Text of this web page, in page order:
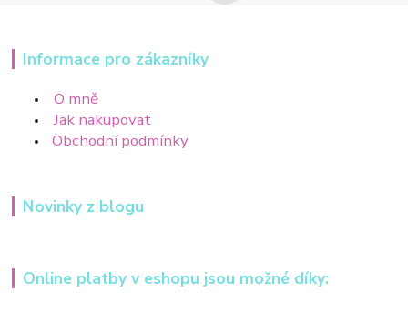
Informace pro zákazníky
O mně
Jak nakupovat
Obchodní podmínky
Novinky z blogu
Online platby v eshopu jsou možné díky: